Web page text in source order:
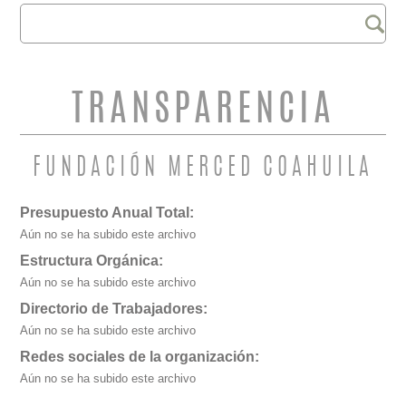
FORMULARIO DE
BÚSQUEDA
Buscar
TRANSPARENCIA
FUNDACIÓN MERCED COAHUILA
Presupuesto Anual Total:
Aún no se ha subido este archivo
Estructura Orgánica:
Aún no se ha subido este archivo
Directorio de Trabajadores:
Aún no se ha subido este archivo
Redes sociales de la organización:
Aún no se ha subido este archivo